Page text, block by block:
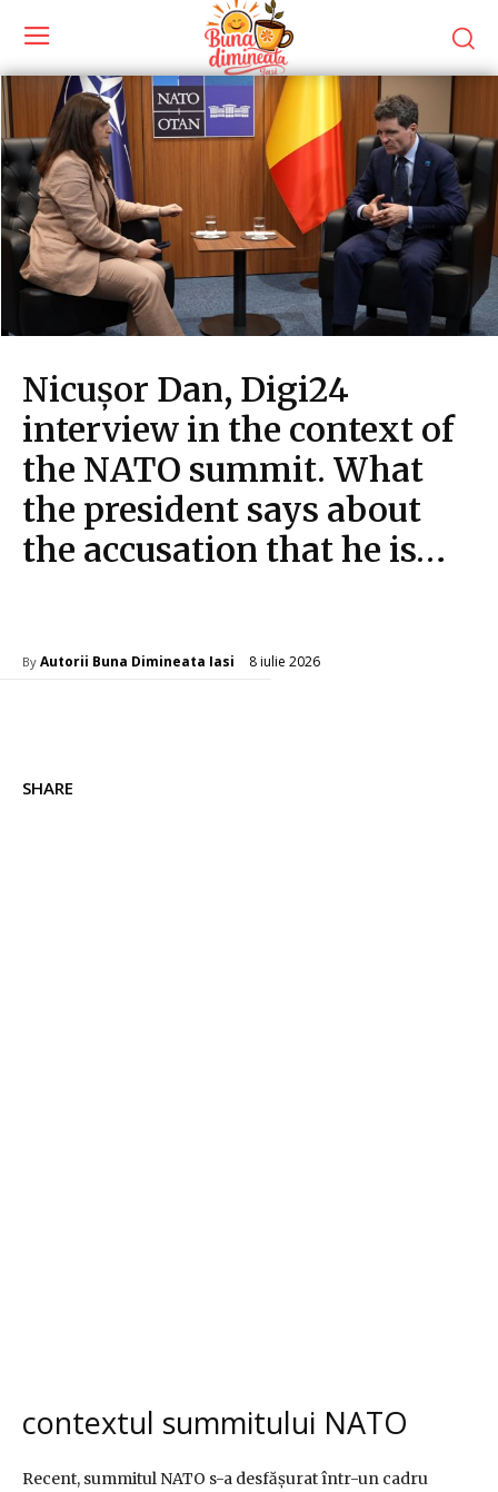
Nicușor Dan, Digi24
interview in the context of
the NATO summit. What
the president says about
the accusation that he is…
By Autorii Buna Dimineata Iasi 8 iulie 2026
SHARE
contextul summitului NATO
Recent, summitul NATO s-a desfășurat într-un cadru